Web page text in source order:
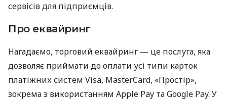
сервісів для підприємців.
Про еквайринг
Нагадаємо, торговий еквайринг — це послуга, яка
дозволяє приймати до оплати усі типи карток
платіжних систем Visa, MasterCard, «Простір»,
зокрема з використанням Apple Pay та Google Pay. У